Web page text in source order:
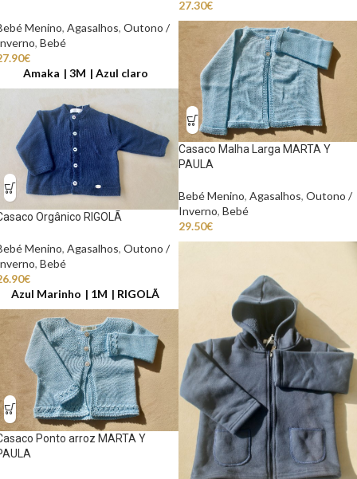
27.30€
Menino, Agasalhos, Outono /
, Bebé
€
Amaka
3M Azul claro
Casaco Malha Larga MARTA Y
PAULA
Bebé Menino, Agasalhos, Outono /
Inverno, Bebé
29.50€
Orgânico RIGOLÃ
Menino, Agasalhos, Outono /
, Bebé
€
Azul Marinho
1M RIGOLÃ
Ponto arroz MARTA Y